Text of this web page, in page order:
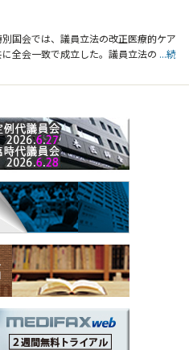
国会では、議員立法の改正医療的ケア
全会一致で成立した。議員立法の ...続